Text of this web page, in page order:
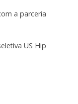
a parceria
US Hip